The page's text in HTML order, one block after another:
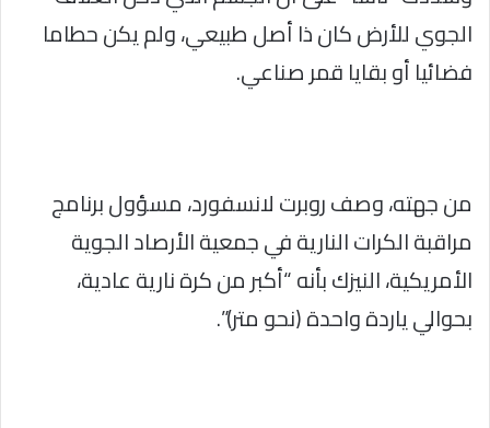
الجوي للأرض كان ذا أصل طبيعي، ولم يكن حطاما
فضائيا أو بقايا قمر صناعي.
من جهته، وصف روبرت لانسفورد، مسؤول برنامج
مراقبة الكرات النارية في جمعية الأرصاد الجوية
الأمريكية، النيزك بأنه “أكبر من كرة نارية عادية،
بحوالي ياردة واحدة (نحو متر)”.